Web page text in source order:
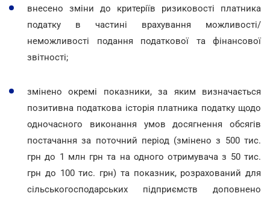
внесено зміни до критеріїв ризиковості платника
податку в частині врахування можливості/
неможливості подання податкової та фінансової
звітності;
змінено окремі показники, за яким визначається
позитивна податкова історія платника податку щодо
одночасного виконання умов досягнення обсягів
постачання за поточний період (змінено з 500 тис.
грн до 1 млн грн та на одного отримувача з 50 тис.
грн до 100 тис. грн) та показник, розрахований для
сільськогосподарських підприємств доповнено